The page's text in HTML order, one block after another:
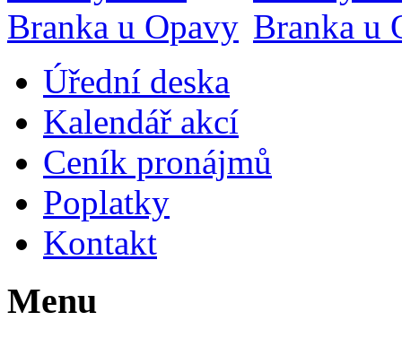
Úřední deska
Kalendář akcí
Ceník pronájmů
Poplatky
Kontakt
Menu